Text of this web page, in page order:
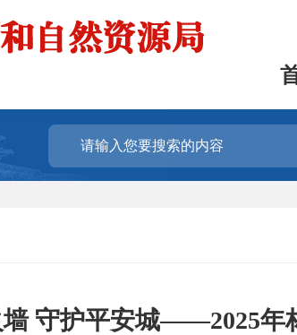
守护平安城——2025年